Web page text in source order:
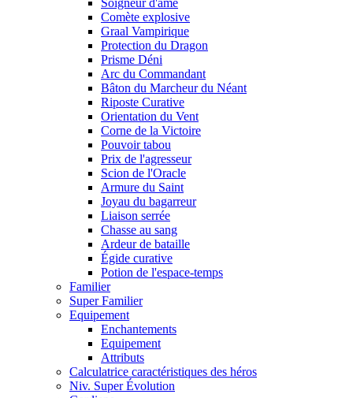
Soigneur d'âme
Comète explosive
Graal Vampirique
Protection du Dragon
Prisme Déni
Arc du Commandant
Bâton du Marcheur du Néant
Riposte Curative
Orientation du Vent
Corne de la Victoire
Pouvoir tabou
Prix de l'agresseur
Scion de l'Oracle
Armure du Saint
Joyau du bagarreur
Liaison serrée
Chasse au sang
Ardeur de bataille
Égide curative
Potion de l'espace-temps
Familier
Super Familier
Equipement
Enchantements
Equipement
Attributs
Calculatrice caractéristiques des héros
Niv. Super Évolution